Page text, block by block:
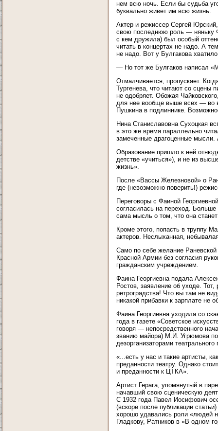
нем всю ночь. Если бы судьба
буквально живет им всю жизнь.
Актер и режиссер Сергей
свою последнюю роль — няньку
с кем дружила) был особый
читать в концертах не надо. А
не надо. Вот у Булгакова
— Но тот же Булгаков написал
Отмалчивается, пропускает.
Тургенева, что читают со сцены
не одобряет. Обожая
для нее вообще выше всех — во
Пушкина в подлиннике.
Нина Станиславовна Сухоцкая
в это же время параллельно
замеченные драгоценные
Образование пришло к ней
детстве «учиться»), и не из
жизнь».
После «Вассы Железновой» о
где (невозможно поверить!)
Переговоры с Фаиной
согласилась на переход.
сама мысль о том, что она
Кроме этого, попасть в труппу
актеров. Неслыханная,
Само по себе желание Раневской
Красной Армии без согласия
гражданским учреждением.
Фаина Георгиевна подала
Ростов, заявление об уходе.
ретроградства! Что вы там не
никакой прибавки к зарплате не
Фаина Георгиевна уходила со
года в газете «Советское
говоря — непосредственного
званию майора) М.И. Угрюмова
дезорганизаторами театрального
«...есть у нас и такие артисты,
преданности театру. Однако
и преданности к ЦТКА».
Артист Герага, упомянутый в
начавший свою сценическую
С 1932 года Павел Иосифович
(вскоре после публикации
хорошо удавались роли «людей
Гладкову, Ратников в «В одном